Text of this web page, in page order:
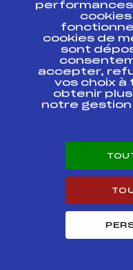
CNAM0014.FFS
TNAM0011.FFS
SAMSE SAUT
SAMSE SAUT
performances
cookies de
sont
accepter,
vos choix à
obtenir
notre gestion